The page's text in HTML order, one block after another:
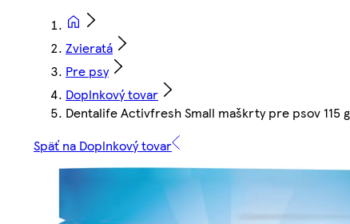
Zvieratá
Pre psy
Doplnkový tovar
Dentalife Activfresh Small maškrty pre psov 115 g
Späť na Doplnkový tovar